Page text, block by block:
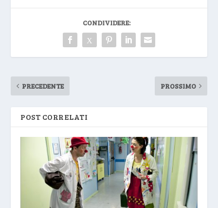
CONDIVIDERE:
PRECEDENTE PROSSIMO
POST CORRELATI